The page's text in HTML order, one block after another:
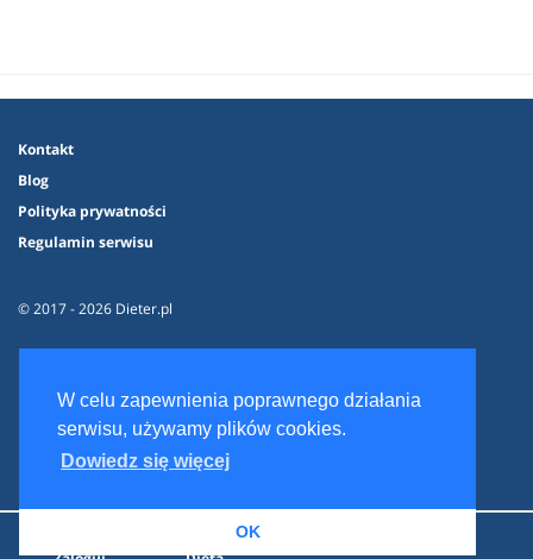
W celu zapewnienia poprawnego działania
serwisu, używamy plików cookies.
Dowiedz się więcej
OK
Kontakt
Blog
Polityka prywatności
Regulamin serwisu
© 2017 - 2026 Dieter.pl